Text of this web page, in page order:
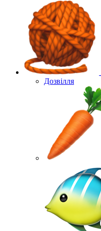
Дозвілля